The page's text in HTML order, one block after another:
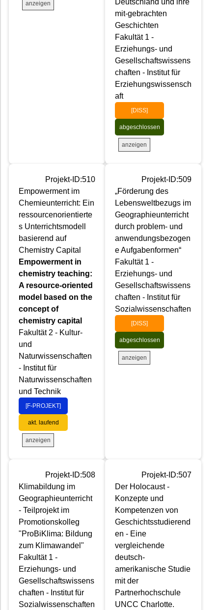
anzeigen
mit-gebrachten
Geschichten
Fakultät 1 -
Erziehungs- und
Gesellschaftswissens
chaften - Institut für
Erziehungswissensch
aft
[DISS]
abgeschlossen
anzeigen
Projekt-ID:510
Empowerment im
Chemieunterricht: Ein
ressourcenorientierte
s Unterrichtsmodell
basierend auf
Chemistry Capital
Empowerment in
chemistry teaching:
A resource-oriented
model based on the
concept of
chemistry capital
Fakultät 2 - Kultur-
und
Naturwissenschaften
- Institut für
Naturwissenschaften
und Technik
[F-PROJEKT]
akt. laufend
anzeigen
Projekt-ID:509
„Förderung des
Lebensweltbezugs im
Geographieunterricht
durch problem- und
anwendungsbezogen
e Aufgabenformen“
Fakultät 1 -
Erziehungs- und
Gesellschaftswissens
chaften - Institut für
Sozialwissenschaften
[DISS]
abgeschlossen
anzeigen
Projekt-ID:508
Klimabildung im
Geographieunterricht
- Teilprojekt im
Promotionskolleg
"ProBiKlima: Bildung
zum Klimawandel"
Fakultät 1 -
Erziehungs- und
Gesellschaftswissens
chaften - Institut für
Sozialwissenschaften
Projekt-ID:507
Der Holocaust -
Konzepte und
Kompetenzen von
Geschichtsstudierend
en - Eine
vergleichende
deutsch-
amerikanische Studie
mit der
Partnerhochschule
UNCC Charlotte.